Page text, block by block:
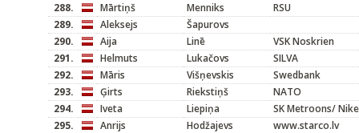
288.
Mārtiņš Menniks
RSU
289.
Aleksejs
Šapurovs
290.
Aija Linē
VSK Noskrien
291.
Helmuts Lukačovs
SILVA
292.
Māris Višņevskis
Swedbank
293.
Ģirts Riekstiņš
NATO
294.
Iveta Liepiņa
SK Metroons/ Nike
295.
Anrijs Hodžajevs
www.starco.lv